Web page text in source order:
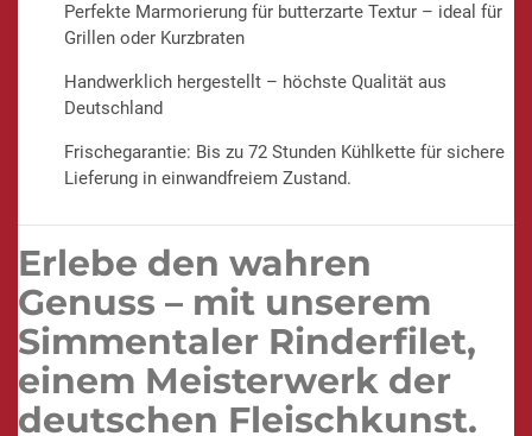
Perfekte Marmorierung für butterzarte Textur – ideal für
Grillen oder Kurzbraten
Handwerklich hergestellt – höchste Qualität aus
Deutschland
Frischegarantie: Bis zu 72 Stunden Kühlkette für sichere
Lieferung in einwandfreiem Zustand.
Erlebe den wahren
Genuss – mit unserem
Simmentaler Rinderfilet,
einem Meisterwerk der
deutschen Fleischkunst.